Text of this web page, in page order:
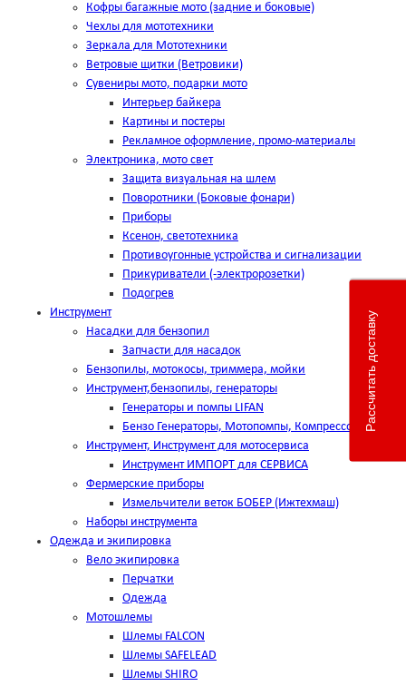
Кофры багажные мото (задние и боковые)
Чехлы для мототехники
Зеркала для Мототехники
Ветровые щитки (Ветровики)
Сувениры мото, подарки мото
Интерьер байкера
Картины и постеры
Рекламное оформление, промо-материалы
Электроника, мото свет
Защита визуальная на шлем
Поворотники (Боковые фонари)
Приборы
Ксенон, светотехника
Противоугонные устройства и сигнализации
Прикуриватели (-электророзетки)
Подогрев
Инструмент
Насадки для бензопил
Запчасти для насадок
Бензопилы, мотокосы, триммера, мойки
Инструмент,бензопилы, генераторы
Генераторы и помпы LIFAN
Бензо Генераторы, Мотопомпы, Компрессоры
Инструмент, Инструмент для мотосервиса
Инструмент ИМПОРТ для СЕРВИСА
Фермерские приборы
Измельчители веток БОБЕР (Ижтехмаш)
Наборы инструмента
Одежда и экипировка
Вело экипировка
Перчатки
Одежда
Мотошлемы
Шлемы FALCON
Шлемы SAFELEAD
Шлемы SHIRO
Рассчитать доставку